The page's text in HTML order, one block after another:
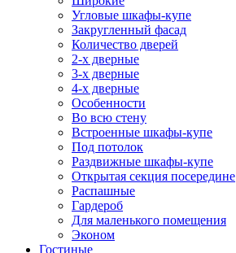
Угловые шкафы-купе
Закругленный фасад
Количество дверей
2-х дверные
3-х дверные
4-х дверные
Особенности
Во всю стену
Встроенные шкафы-купе
Под потолок
Раздвижные шкафы-купе
Открытая секция посередине
Распашные
Гардероб
Для маленького помещения
Эконом
Гостиные